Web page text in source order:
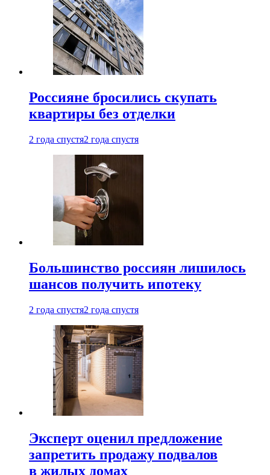
Россияне бросились скупать
квартиры без отделки
2 года спустя2 года спустя
Большинство россиян лишилось
шансов получить ипотеку
2 года спустя2 года спустя
Эксперт оценил предложение
запретить продажу подвалов
в жилых домах